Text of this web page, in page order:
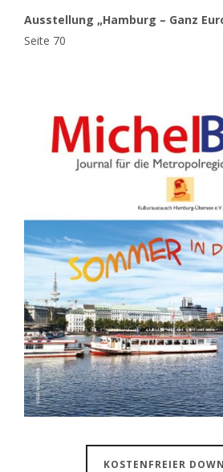
Ausstellung „Hamburg – Ganz
Seite 70
KOSTENFREIER